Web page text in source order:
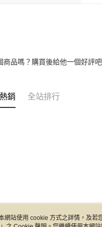
商品嗎？購買後給他一個好評吧
銷 全站排行
網站使用 cookie 方式之詳情，及